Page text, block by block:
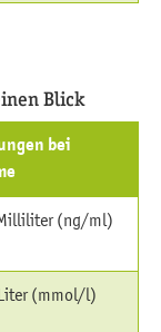
Blick
bei
(ng/ml)
(mmol/l)